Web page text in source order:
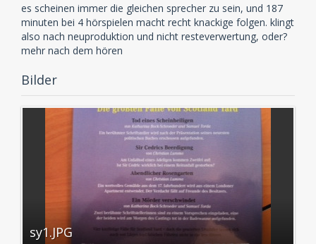
es scheinen immer die gleichen sprecher zu sein, und 187
minuten bei 4 hörspielen macht recht knackige folgen. klingt
also nach neuproduktion und nicht resteverwertung, oder?
mehr nach dem hören
Bilder
sy1.JPG